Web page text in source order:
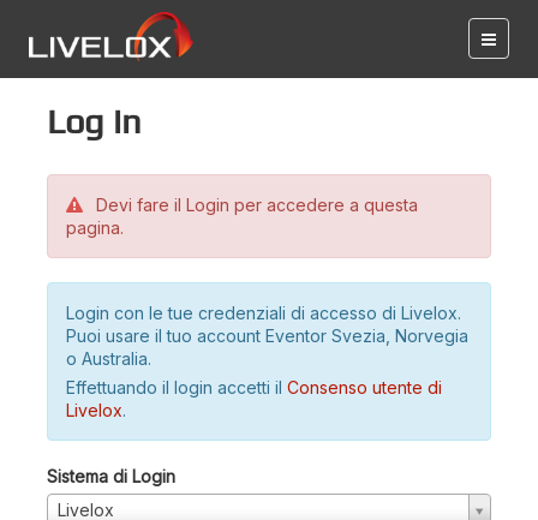
Log in
Devi fare il Login per accedere a questa
pagina.
Login con le tue credenziali di accesso di Livelox.
Puoi usare il tuo account Eventor Svezia, Norvegia
o Australia.
Effettuando il login accetti il Consenso utente di
Livelox.
Sistema di Login
Livelox